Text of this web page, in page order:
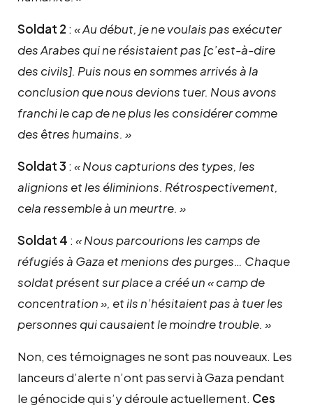
Soldat 2 : « Au début, je ne voulais pas exécuter
des Arabes qui ne résistaient pas [c’est-à-dire
des civils]. Puis nous en sommes arrivés à la
conclusion que nous devions tuer. Nous avons
franchi le cap de ne plus les considérer comme
des êtres humains. »
Soldat 3 : « Nous capturions des types, les
alignions et les éliminions. Rétrospectivement,
cela ressemble à un meurtre. »
Soldat 4 : « Nous parcourions les camps de
réfugiés à Gaza et menions des purges… Chaque
soldat présent sur place a créé un « camp de
concentration », et ils n’hésitaient pas à tuer les
personnes qui causaient le moindre trouble. »
Non, ces témoignages ne sont pas nouveaux. Les
lanceurs d’alerte n’ont pas servi à Gaza pendant
le génocide qui s’y déroule actuellement. Ces